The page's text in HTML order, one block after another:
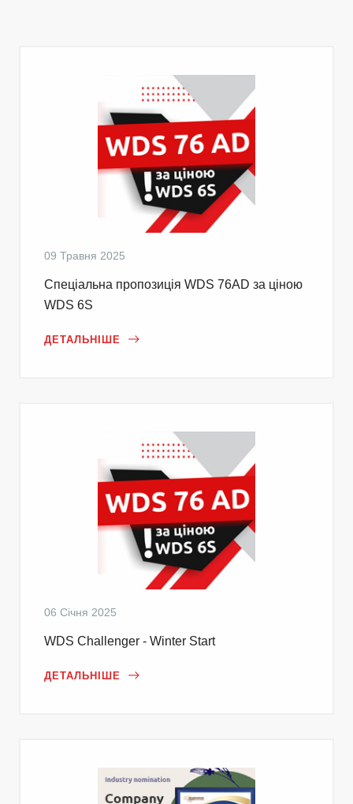
09 Травня 2025
Cпеціальна пропозиція WDS 76AD за ціною
WDS 6S
ДЕТАЛЬНІШЕ
06 Січня 2025
WDS Challenger - Winter Start
ДЕТАЛЬНІШЕ